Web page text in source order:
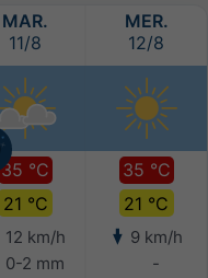
MAR.
11/8
35 °C
21 °C
12 km/h
0-2 mm
MER.
12/8
35 °C
21 °C
9 km/h
-